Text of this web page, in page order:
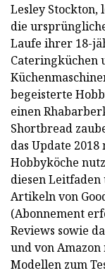
Lesley
die
Laufe ihrer 18-
Cateringküchen
begeisterte
einen
Shortbread
das Update
Hobbyköche
diesen Leitfaden
Artikeln von
(Abonnement
Reviews sowie
und von
Modellen zum